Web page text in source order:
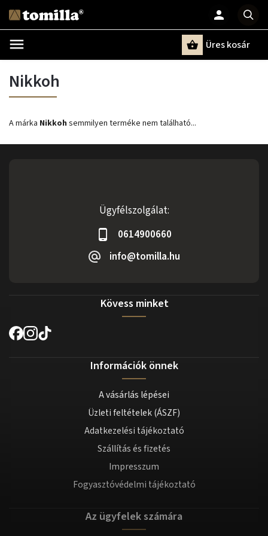
Üres kosár
Nikkoh
A márka Nikkoh semmilyen terméke nem található...
Ügyfélszolgálat:
0614900660
info@tomilla.hu
Kövess minket
Információk önnek
A vásárlás lépései
Üzleti feltételek (ÁSZF)
Adatkezelési tájékoztató
Szállítás és fizetés
Impresszum
Fogyasztóvédelmi tájékoztató
Az ügyfelek számára